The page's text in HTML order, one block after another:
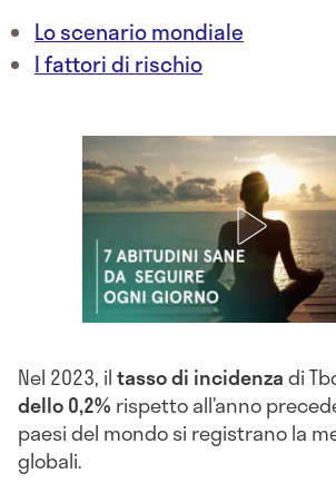
Lo scenario mondiale
I fattori di rischio
Nel 2023, iltasso di incidenzadi
dello 0,2% rispetto all’anno
paesi del mondo si registrano la
globali.